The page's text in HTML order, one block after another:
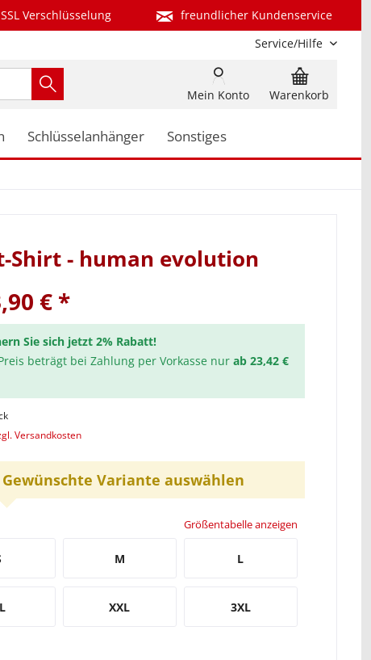
Verschlüsselung
freundlicher Kundenservice
Service/Hilfe
Warenkorb
Mein Konto
Schlüsselanhänger Sonstiges
Shirt - human evolution
€ *
Sie sich jetzt 2% Rabatt!
beträgt bei Zahlung per Vorkasse nur ab 23,42 €
Versandkosten
Gewünschte Variante auswählen
Größentabelle anzeigen
M L
XXL 3XL